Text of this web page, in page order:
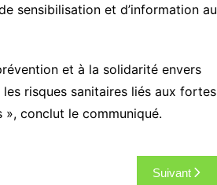
sensibilisation et d’information au
et à la solidarité envers
risques sanitaires liés aux fortes
conclut le communiqué.
Suivant